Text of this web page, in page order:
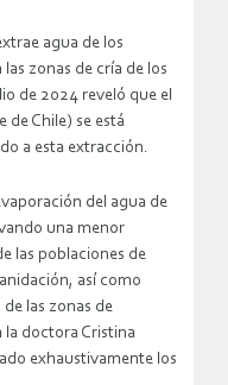
agua de los
zonas de cría de los
de 2024 reveló que el
de Chile) se está
a esta extracción.
del agua de
una menor
las poblaciones de
así como
las zonas de
la doctora Cristina
exhaustivamente los